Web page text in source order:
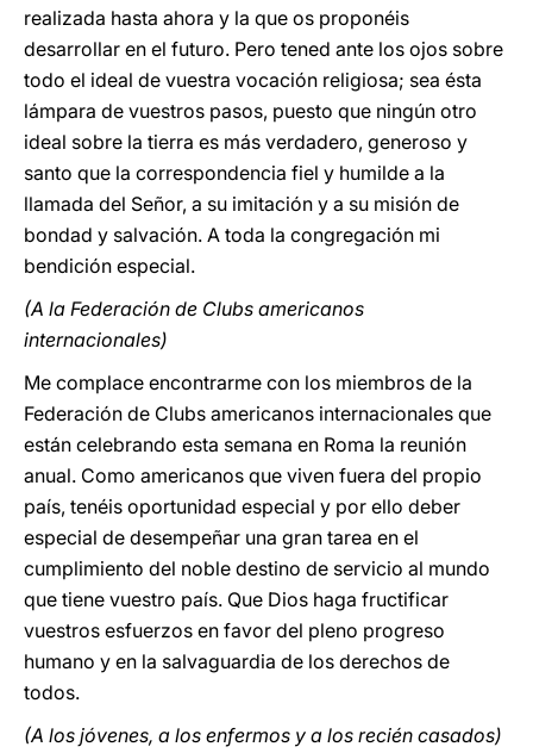
realizada hasta ahora y la que os proponéis
desarrollar en el futuro. Pero tened ante los ojos sobre
todo el ideal de vuestra vocación religiosa; sea ésta
lámpara de vuestros pasos, puesto que ningún otro
ideal sobre la tierra es más verdadero, generoso y
santo que la correspondencia fiel y humilde a la
llamada del Señor, a su imitación y a su misión de
bondad y salvación. A toda la congregación mi
bendición especial.
(A la Federación de Clubs americanos
internacionales)
Me complace encontrarme con los miembros de la
Federación de Clubs americanos internacionales que
están celebrando esta semana en Roma la reunión
anual. Como americanos que viven fuera del propio
país, tenéis oportunidad especial y por ello deber
especial de desempeñar una gran tarea en el
cumplimiento del noble destino de servicio al mundo
que tiene vuestro país. Que Dios haga fructificar
vuestros esfuerzos en favor del pleno progreso
humano y en la salvaguardia de los derechos de
todos.
(A los jóvenes, a los enfermos y a los recién casados)